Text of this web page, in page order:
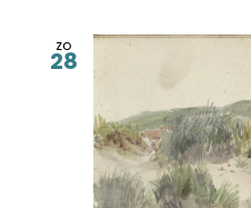
zo
28